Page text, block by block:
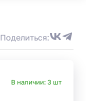
Поделиться:
В наличии: 3 шт